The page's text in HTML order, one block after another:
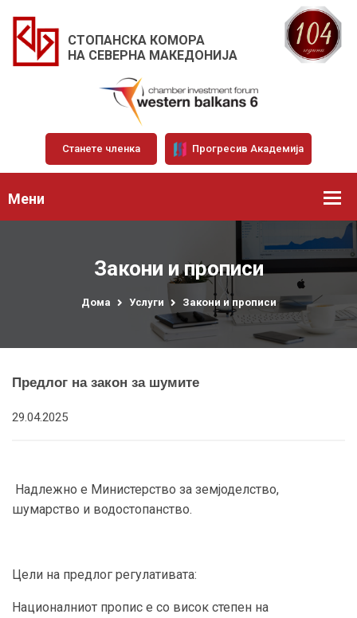
СТОПАНСКА КОМОРА
НА СЕВЕРНА МАКЕДОНИЈА
Станете членка Прогресив Академија
Мени
Закони и прописи
Дома Услуги Закони и прописи
Предлог на закон за шумите
29.04.2025
Надлежно е Министерство за земјоделство,
шумарство и водостопанство.
Цели на предлог регулативата:
Националниот пропис е со висок степен на